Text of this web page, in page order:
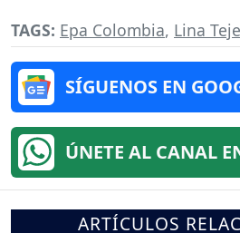
TAGS: Epa Colombia, Lina
SÍGUENOS EN
ÚNETE AL CANAL
ARTÍCULOS